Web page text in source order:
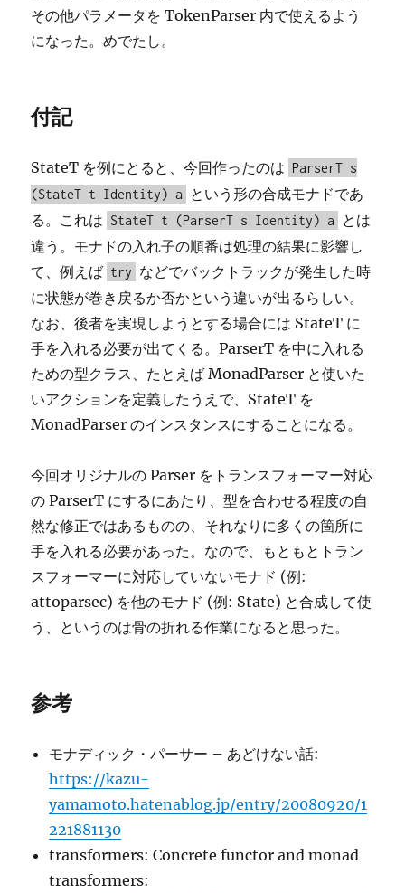
その他パラメータを TokenParser 内で使えるよう
になった。めでたし。
付記
StateT を例にとると、今回作ったのは ParserT s
(StateT t Identity) a という形の合成モナドであ
る。これは StateT t (ParserT s Identity) a とは
違う。モナドの入れ子の順番は処理の結果に影響し
て、例えば try などでバックトラックが発生した時
に状態が巻き戻るか否かという違いが出るらしい。
なお、後者を実現しようとする場合には StateT に
手を入れる必要が出てくる。ParserT を中に入れる
ための型クラス、たとえば MonadParser と使いた
いアクションを定義したうえで、StateT を
MonadParser のインスタンスにすることになる。
今回オリジナルの Parser をトランスフォーマー対応
の ParserT にするにあたり、型を合わせる程度の自
然な修正ではあるものの、それなりに多くの箇所に
手を入れる必要があった。なので、もともとトラン
スフォーマーに対応していないモナド (例:
attoparsec) を他のモナド (例: State) と合成して使
う、というのは骨の折れる作業になると思った。
参考
モナディック・パーサー – あどけない話:
https://kazu-
yamamoto.hatenablog.jp/entry/20080920/1
221881130
transformers: Concrete functor and monad
transformers: